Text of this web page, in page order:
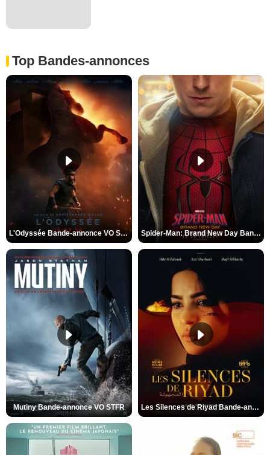
Top Bandes-annonces
L'Odyssée Bande-annonce VO STFR Spider-Man: Brand New Day Bande-annonce VO STFR
Mutiny Bande-annonce VO STFR Les Silences de Riyad Bande-annonce VO STFR